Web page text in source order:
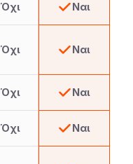
Όχι Ναι
Όχι Ναι
Όχι Ναι
Όχι Ναι